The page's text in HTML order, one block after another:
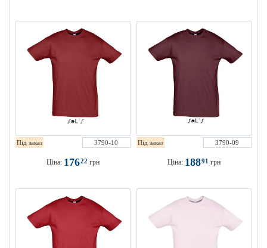
Під заказ 3790-10
Ціна: 17622 грн
Під заказ 3790-09
Ціна: 18891 грн